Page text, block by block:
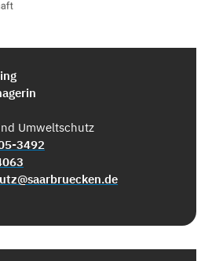
Umweltschutz
3492